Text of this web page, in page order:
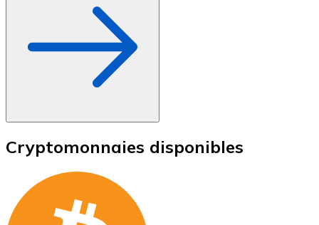
Cryptomonnaies disponibles